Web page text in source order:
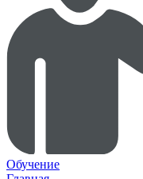
Обучение